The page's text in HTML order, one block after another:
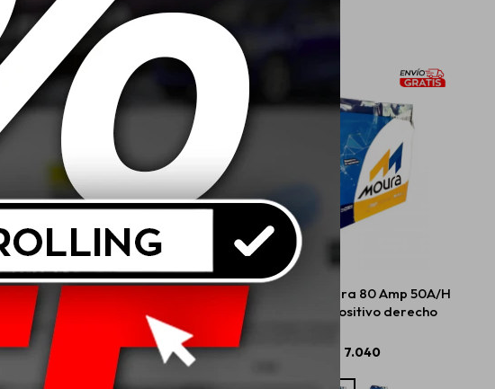
Batería Moura 130 Amp 75A/H
- M75LD positivo derecho
10.560
Batería Moura 80 Amp 50A/H
- M50JR positivo derecho
7.040